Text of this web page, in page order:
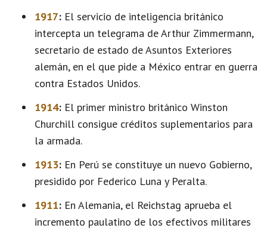
1917: El servicio de inteligencia británico
intercepta un telegrama de Arthur Zimmermann,
secretario de estado de Asuntos Exteriores
alemán, en el que pide a México entrar en guerra
contra Estados Unidos.
1914: El primer ministro británico Winston
Churchill consigue créditos suplementarios para
la armada.
1913: En Perú se constituye un nuevo Gobierno,
presidido por Federico Luna y Peralta.
1911: En Alemania, el Reichstag aprueba el
incremento paulatino de los efectivos militares